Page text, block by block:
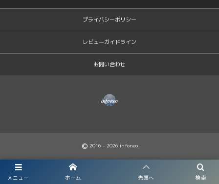
メニュー 検索
ホーム 先頭へ
プライバシーポリシー
レビューガイドライン
お問い合わせ
© 2016 - 2026 infoneo